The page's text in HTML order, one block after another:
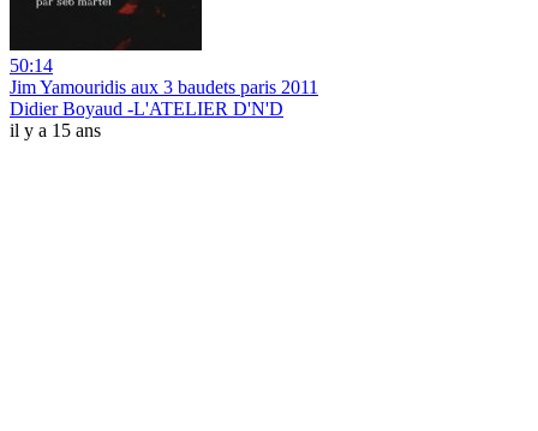
50:14
Jim Yamouridis aux 3 baudets paris 2011
Didier Boyaud -L'ATELIER D'N'D
il y a 15 ans